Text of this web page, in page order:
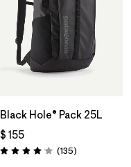
Agregar a la
Bolsa
Black Hole® Pack 25L
$ 155
Valoración: 4.1 / 5
(135Comentarios
)